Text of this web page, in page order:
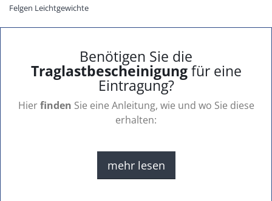
Felgen Leichtgewichte
Benötigen Sie die
Traglastbescheinigungfür eine
Eintragung?
Hierfinden Sie eine Anleitung, wie und wo Sie diese
erhalten:
mehr lesen